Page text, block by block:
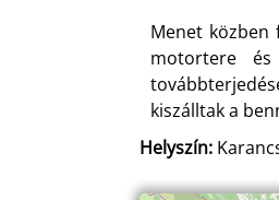
Menet közben
motortere
kiszálltak a
Helyszín: